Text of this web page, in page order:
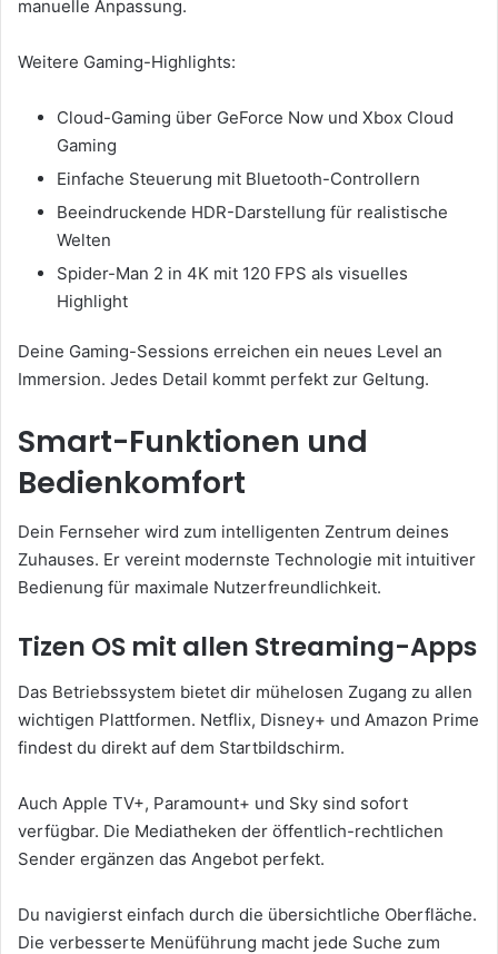
manuelle Anpassung.
Weitere Gaming-Highlights:
Cloud-Gaming über GeForce Now und Xbox Cloud
Gaming
Einfache Steuerung mit Bluetooth-Controllern
Beeindruckende HDR-Darstellung für realistische
Welten
Spider-Man 2 in 4K mit 120 FPS als visuelles
Highlight
Deine Gaming-Sessions erreichen ein neues Level an
Immersion. Jedes Detail kommt perfekt zur Geltung.
Smart-Funktionen und
Bedienkomfort
Dein Fernseher wird zum intelligenten Zentrum deines
Zuhauses. Er vereint modernste Technologie mit intuitiver
Bedienung für maximale Nutzerfreundlichkeit.
Tizen OS mit allen Streaming-Apps
Das Betriebssystem bietet dir mühelosen Zugang zu allen
wichtigen Plattformen. Netflix, Disney+ und Amazon Prime
findest du direkt auf dem Startbildschirm.
Auch Apple TV+, Paramount+ und Sky sind sofort
verfügbar. Die Mediatheken der öffentlich-rechtlichen
Sender ergänzen das Angebot perfekt.
Du navigierst einfach durch die übersichtliche Oberfläche.
Die verbesserte Menüführung macht jede Suche zum